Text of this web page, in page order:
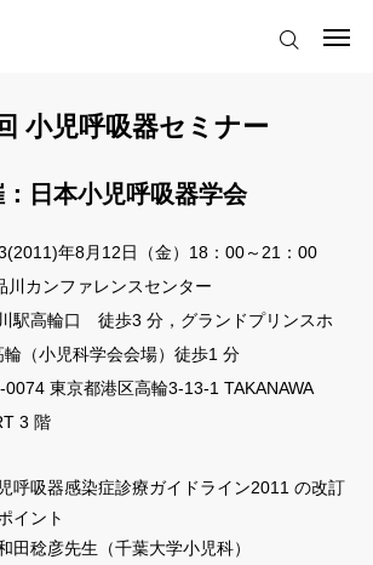
和8年熊本地震により被災された皆様へ
本小児科学会からのお知らせ
小児呼吸器セミナー
：日本小児呼吸器学会
年8月12日（金）18：00～21：00
川カンファレンスセンター
駅高輪口 徒歩3 分，グランドプリンスホ
輪（小児科学会会場）徒歩1 分
0074 東京都港区高輪3-13-1 TAKANAWA
3 階
呼吸器感染症診療ガイドライン2011 の改訂
イント
田稔彦先生（千葉大学小児科）